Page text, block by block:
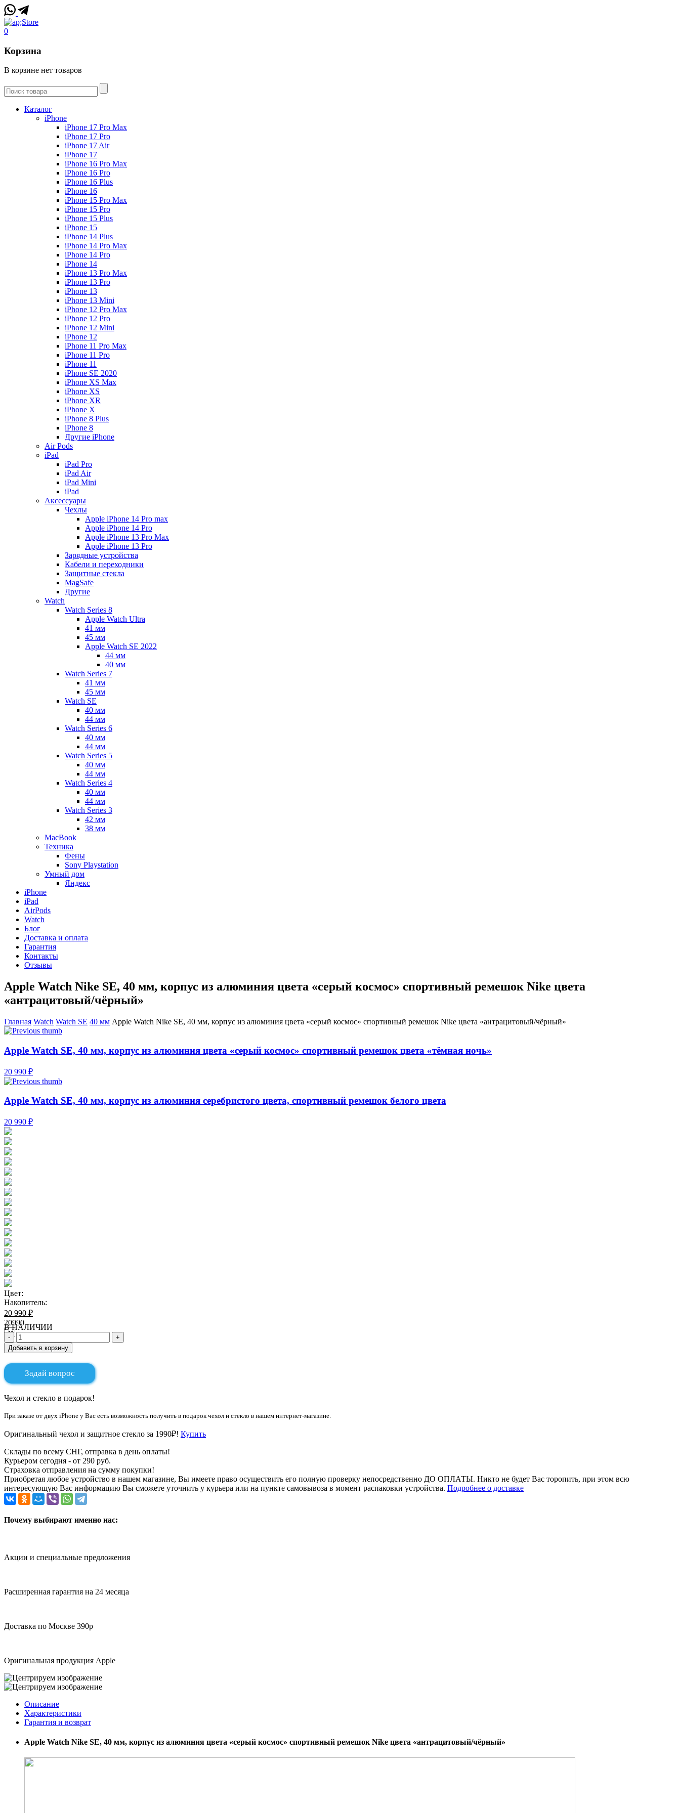
0
Корзина
В корзине нет товаров
Каталог
iPhone
iPhone 17 Pro Max
iPhone 17 Pro
iPhone 17 Air
iPhone 17
iPhone 16 Pro Max
iPhone 16 Pro
iPhone 16 Plus
iPhone 16
iPhone 15 Pro Max
iPhone 15 Pro
iPhone 15 Plus
iPhone 15
iPhone 14 Plus
iPhone 14 Pro Max
iPhone 14 Pro
iPhone 14
iPhone 13 Pro Max
iPhone 13 Pro
iPhone 13
iPhone 13 Mini
iPhone 12 Pro Max
iPhone 12 Pro
iPhone 12 Mini
iPhone 12
iPhone 11 Pro Max
iPhone 11 Pro
iPhone 11
iPhone SE 2020
iPhone XS Max
iPhone XS
iPhone XR
iPhone X
iPhone 8 Plus
iPhone 8
Другие iPhone
Air Pods
iPad
iPad Pro
iPad Air
iPad Mini
iPаd
Аксессуары
Чехлы
Apple iPhone 14 Pro max
Apple iPhone 14 Pro
Apple iPhone 13 Pro Max
Apple iPhone 13 Pro
Зарядные устройства
Кабели и переходники
Защитные стекла
MagSafe
Другие
Watch
Watch Series 8
Apple Watch Ultra
41 мм
45 мм
Apple Watch SE 2022
44 мм
40 мм
Watch Series 7
41 мм
45 мм
Watch SE
40 мм
44 мм
Watch Series 6
40 мм
44 мм
Watch Series 5
40 мм
44 мм
Watch Series 4
40 мм
44 мм
Watch Series 3
42 мм
38 мм
MacBook
Техника
Фены
Sony Playstation
Умный дом
Яндекс
iPhone
iPad
AirPods
Watch
Блог
Доставка и оплата
Гарантия
Контакты
Отзывы
Apple Watch Nike SE, 40 мм, корпус из алюминия цвета «серый космос» спортивный ремешок Nike цвета
«антрацитовый/чёрный»
Главная Watch Watch SE 40 мм Apple Watch Nike SE, 40 мм, корпус из алюминия цвета «серый космос» спортивный ремешок Nike цвета «антрацитовый/чёрный»
Apple Watch SE, 40 мм, корпус из алюминия цвета «серый космос» спортивный ремешок цвета «тёмная ночь»
20 990 ₽
Apple Watch SE, 40 мм, корпус из алюминия серебристого цвета, спортивный ремешок белого цвета
20 990 ₽
Цвет:
Накопитель:
20 990 ₽
20990
В НАЛИЧИИ
Добавить в корзину
Задай вопрос
Чехол и стекло в подарок!
При заказе от двух iPhone у Вас есть возможность получить в подарок чехол и стекло в нашем интернет-магазине.
Оригинальный чехол и защитное стекло за 1990₽! Купить
Склады по всему СНГ, отправка в день оплаты!
Курьером сегодня - от 290 руб.
Страховка отправления на сумму покупки!
Приобретая любое устройство в нашем магазине, Вы имеете право осуществить его полную проверку непосредственно ДО ОПЛАТЫ. Никто не будет Вас торопить, при этом всю
интересующую Вас информацию Вы сможете уточнить у курьера или на пункте самовывоза в момент распаковки устройства. Подробнее о доставке
Почему выбирают именно нас:
Акции и специальные предложения
Расширенная гарантия на 24 месяца
Доставка по Москве 390р
Оригинальная продукция Apple
Описание
Характеристики
Гарантия и возврат
Apple Watch Nike SE, 40 мм, корпус из алюминия цвета «серый космос» спортивный ремешок Nike цвета «антрацитовый/чёрный»